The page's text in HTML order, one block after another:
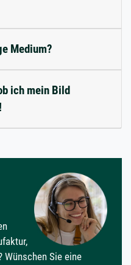
Medium?
ich mein Bild
Wünschen Sie eine